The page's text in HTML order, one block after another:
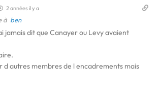
2 années il y a
à ben
jamais dit que Canayer ou Levy avaient
d autres membres de l encadrements mais